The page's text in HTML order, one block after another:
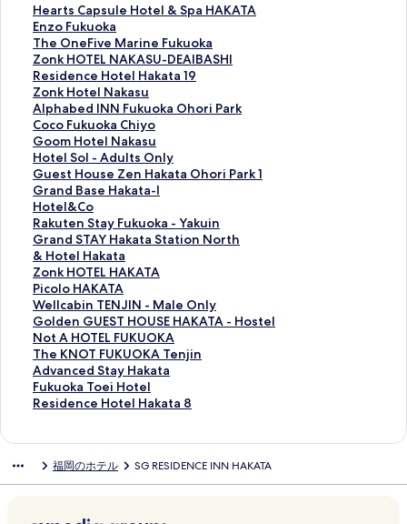
Hearts Capsule Hotel & Spa HAKATA
H
e
a
r
t
s
C
a
p
s
u
l
e
H
o
t
e
l
&
S
p
a
H
A
K
の
ペ
Enzo Fukuoka
E
n
z
o
F
u
k
u
o
k
a
の
ペ
ー
ジ
を
開
く
リ
ン
ク
The OneFive Marine Fukuoka
T
h
e
O
n
e
F
i
v
e
M
a
r
i
n
e
F
u
k
u
o
k
a
ジ
を
Zonk HOTEL NAKASU-DEAIBASHI
Z
o
n
k
H
O
T
E
L
N
A
K
A
S
U
-
D
E
A
I
B
A
の
ペ
Residence Hotel Hakata 19
R
e
s
i
d
e
n
c
e
H
o
t
e
l
H
a
k
a
t
a
1
ー
ジ
Zonk Hotel Nakasu
Z
o
n
k
H
o
t
e
l
N
a
k
a
s
u
の
ペ
ー
ジ
を
ン
ク
Alphabed INN Fukuoka Ohori Park
A
l
p
h
a
b
e
d
I
N
N
F
u
k
u
o
k
a
O
P
Coco Fukuoka Chiyo
C
o
c
o
F
u
k
u
o
k
a
C
h
i
y
o
の
ペ
開
く
Goom Hotel Nakasu
G
o
o
m
H
o
t
e
l
N
a
k
a
s
u
の
ペ
開
く
Hotel Sol - Adults Only
H
o
t
e
l
S
o
l
-
A
d
u
l
t
s
O
の
ペ
Guest House Zen Hakata Ohori Park 1
G
u
e
s
t
H
o
u
s
e
Z
e
n
H
a
O
Grand Base Hakata-Ⅰ
G
r
a
n
d
B
a
s
e
H
a
k
a
t
の
ペ
Hotel&Co
H
o
t
e
l
&
C
o
の
ペ
ー
ジ
を
ン
ク
Rakuten Stay Fukuoka - Yakuin
R
a
k
u
t
e
n
S
t
a
y
F
k
Grand STAY Hakata Station North
G
r
a
n
d
S
T
A
Y
H
a
S
& Hotel Hakata
&
H
o
t
e
l
H
a
k
a
ペ
ー
Zonk HOTEL HAKATA
Z
o
n
k
H
O
T
E
L
T
Picolo HAKATA
P
i
c
o
l
o
H
A
の
Wellcabin TENJIN - Male Only
W
e
l
l
c
a
b
N
Golden GUEST HOUSE HAKATA - Hostel
G
o
l
d
e
n
T
Not A HOTEL FUKUOKA
N
o
t
A
H
F
The KNOT FUKUOKA Tenjin
T
h
e
K
U
Advanced Stay Hakata
A
d
v
d
Fukuoka Toei Hotel
F
u
a
Residence Hotel Hakata 8
R
e
福岡のホテル SG RESIDENCE INN HAKATA